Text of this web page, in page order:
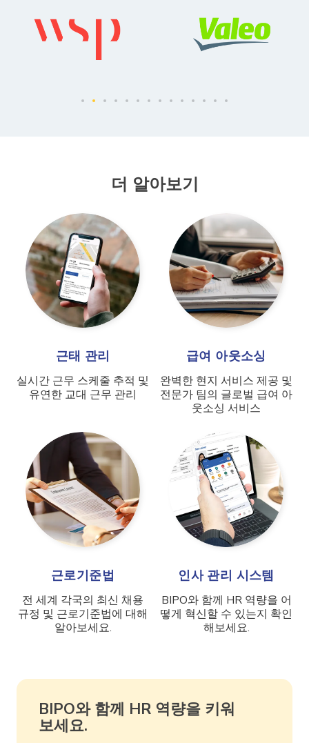
더 알아보기
근태 관리
실시간 근무 스케줄 추적 및
유연한 교대 근무 관리
급여 아웃소싱
완벽한 현지 서비스 제공 및
전문가 팀의 글로벌 급여 아
웃소싱 서비스
근로기준법
전 세계 각국의 최신 채용
규정 및 근로기준법에 대해
알아보세요.
인사 관리 시스템
BIPO와 함께 HR 역량을 어
떻게 혁신할 수 있는지 확인
해보세요.
BIPO와 함께 HR 역량을 키워
보세요.